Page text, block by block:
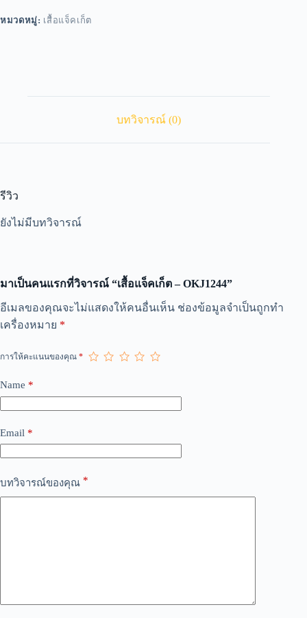
หมวดหมู่: เสื้อแจ็คเก็ต
บทวิจารณ์ (0)
รีวิว
ยังไม่มีบทวิจารณ์
มาเป็นคนแรกที่วิจารณ์ “เสื้อแจ็คเก็ต – OKJ1244”
อีเมลของคุณจะไม่แสดงให้คนอื่นเห็น ช่องข้อมูลจำเป็นถูกทำ
เครื่องหมาย *
การให้คะแนนของคุณ *
Name *
Email *
บทวิจารณ์ของคุณ *
A
t
r
a
t
e
: